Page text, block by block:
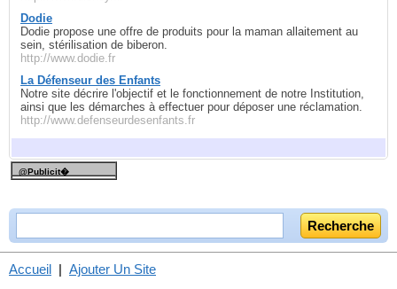
Dodie
Dodie propose une offre de produits pour la maman allaitement au
sein, stérilisation de biberon.
http://www.dodie.fr
La Défenseur des Enfants
Notre site décrire l'objectif et le fonctionnement de notre Institution,
ainsi que les démarches à effectuer pour déposer une réclamation.
http://www.defenseurdesenfants.fr
@Publicit�
Accueil | Ajouter Un Site